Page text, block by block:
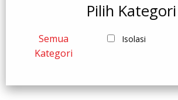
Pilih Kategori
Semua
Kategori
Isolasi